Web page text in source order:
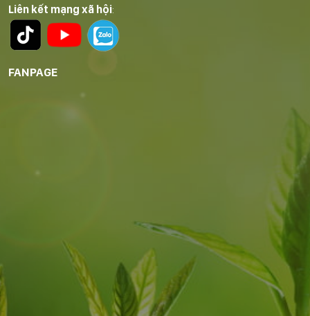
Liên kết mạng xã hội:
FANPAGE